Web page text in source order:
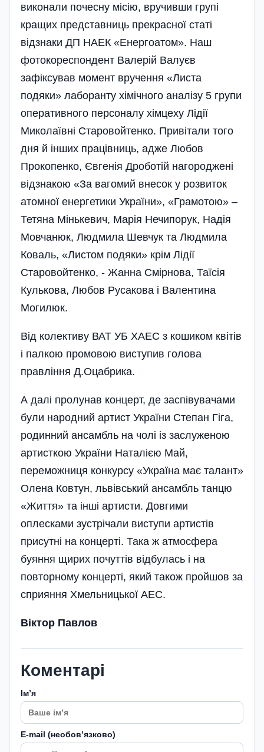
виконали почесну місію, вручивши групі
кращих представниць прекрасної статі
відзнаки ДП НАЕК «Енерго­атом». Наш
фотокореспондент Валер­ій Валуєв
зафіксував момент вручення «Листа
подяки» лаборанту хімічного аналізу 5 групи
оперативного персоналу хімцеху Лідії
Миколаївні Старовойтенко. Привітали того
дня й інших працівниць, адже Любов
Прокопенко, Євгенія Дроботій нагороджені
відзнакою «За вагомий внесок у розвиток
атомної енергетики України», «Грамотою» –
Тетяна Мінькевич, Марія Нечипорук, Надія
Мовчанюк, Людмила Шевчук та Людмила
Коваль, «Листом подяки» крім Лідії
Старовойтенко, - Жанна Смірнова, Таїсія
Кулькова, Любов Русакова і Валентина
Могилюк.
Від колективу ВАТ УБ ХАЕС з кошиком квітів
і палкою промовою виступив голова
правління Д.Оцабрика.
А далі пролунав концерт, де заспівувачами
були народний артист України Степан Гіга,
родинний ансамбль на чолі із заслуженою
артисткою України Наталією Май,
переможниця конкурсу «Україна має талант»
Олена Ковтун, львівський ансамбль танцю
«Життя» та інші артисти. Довгими
оплесками зустрічали виступи артистів
присутні на концерті. Така ж атмосфера
буяння щирих почуттів відбулась і на
повторному концерті, який також пройшов за
сприяння Хмельницької АЕС.
Віктор Павлов
Коментарі
Імʼя
E-mail (необовʼязково)